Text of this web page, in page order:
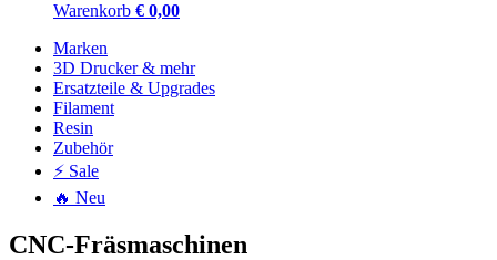
Warenkorb € 0,00
Marken
3D Drucker & mehr
Ersatzteile & Upgrades
Filament
Resin
Zubehör
⚡ Sale
🔥 Neu
CNC-Fräsmaschinen